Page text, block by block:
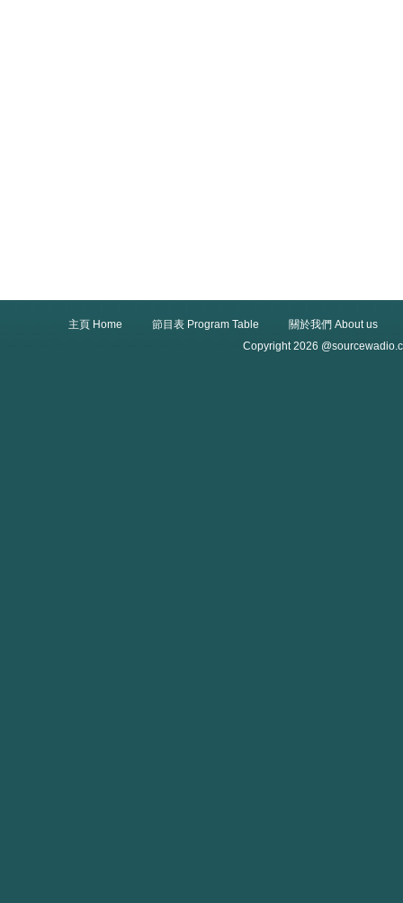
主頁 Home 節目表 Program Table
關於我們 About us
Copyright 2026